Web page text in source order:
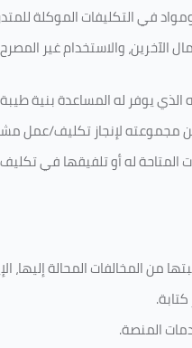
في التكليفاتالموكلة
الآخرين، والاستخدام غير
يوفر له المساعدة بنية
لإنجاز تكليف/عمل
المتاحة له أو تلفيقها في
من المخالفات المحالة إليها،
المنصة.